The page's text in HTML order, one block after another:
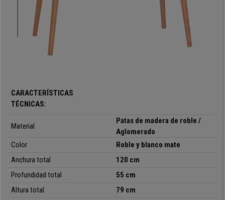
piezas de la mesa son de aglomerado con melamina.
Se trata de mesa de ordenador muy completa:
práctica, de exclusivo
diseño y gran calidad
Artículos similares tienen un precio medio en
tiendas de unos 300€
. Aprovecha esta oportunidad en Ofisillas, una
Amplia superficie de trabajo
• Fácil mantenimiento y limpieza
• Robustas patas de roble
Diseño escandinavo exclusivo
CARACTERÍSTICAS
TÉCNICAS:
Material
Patas de madera de roble /
Aglomerado
Color
Roble y blanco mate
Anchura total
120 cm
Profundidad total
55 cm
Altura total
79 cm